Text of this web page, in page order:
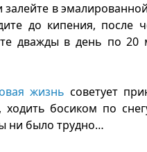
залейте в
до кипения, после
дважды в день по 20
жизнь советует
босиком по
ни было трудно…